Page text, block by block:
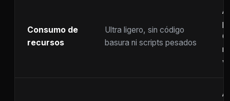
Consumo de
recursos
Ultra ligero, sin código
basura ni scripts pesados